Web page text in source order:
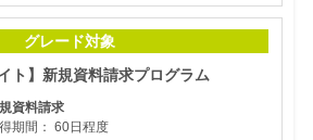
グレード対象
ト】新規資料請求プログラム
資料請求
期間： 60日程度